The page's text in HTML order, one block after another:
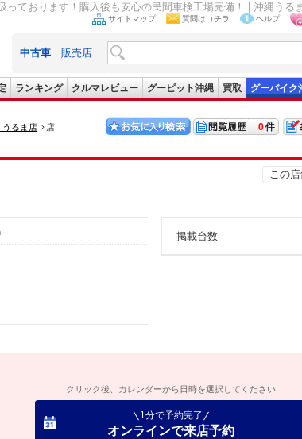
おります！購入後も安心の民間車検工場完備！ | 沖縄うる
サイトマップ 質問はコチラ ヘルプ
中古車 ｜ 販売店
ランキング クルマレビュー グーピット沖縄 買取 グーバイク
るま店
店
0
この
掲載台数
クリック後、カレンダーから日時を選択してください
1分で予約完了
オンラインで来店予約